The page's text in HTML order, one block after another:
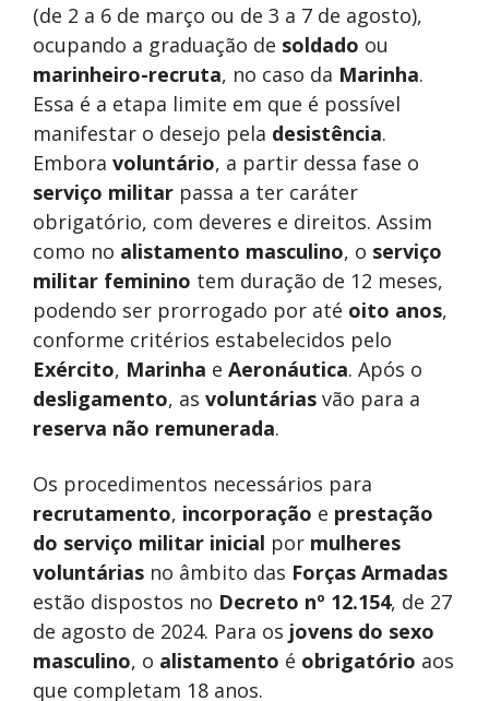
(de 2 a 6 de março ou de 3 a 7 de agosto),
ocupando a graduação de soldado ou
marinheiro-recruta, no caso da Marinha.
Essa é a etapa limite em que é possível
manifestar o desejo pela desistência.
Embora voluntário, a partir dessa fase o
serviço militar passa a ter caráter
obrigatório, com deveres e direitos. Assim
como no alistamento masculino, o serviço
militar feminino tem duração de 12 meses,
podendo ser prorrogado por até oito anos,
conforme critérios estabelecidos pelo
Exército, Marinha e Aeronáutica. Após o
desligamento, as voluntárias vão para a
reserva não remunerada.
Os procedimentos necessários para
recrutamento, incorporação e prestação
do serviço militar inicial por mulheres
voluntárias no âmbito das Forças Armadas
estão dispostos no Decreto nº 12.154, de 27
de agosto de 2024. Para os jovens do sexo
masculino, o alistamento é obrigatório aos
que completam 18 anos.